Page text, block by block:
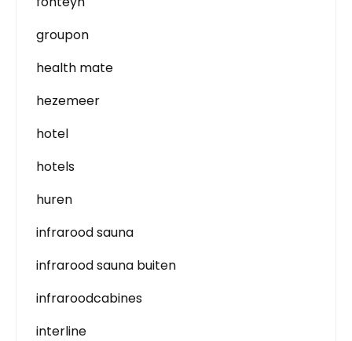
groupon
health mate
hezemeer
hotel
hotels
huren
infrarood sauna
infrarood sauna buiten
infraroodcabines
interline